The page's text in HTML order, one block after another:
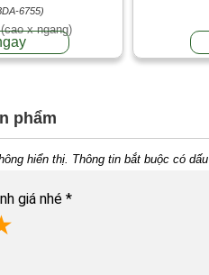
6755)
x ngang)
phẩm
hiển thị. Thông tin bắt buộc có dấu
giá nhé *